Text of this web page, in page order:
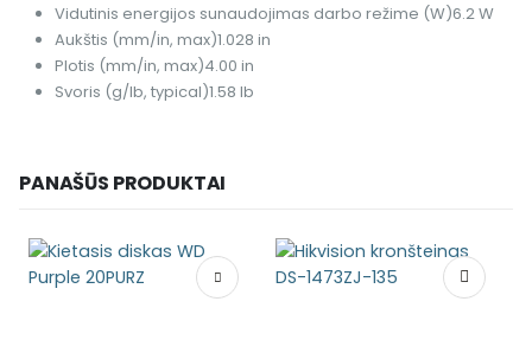
Vidutinis energijos sunaudojimas darbo režime (W)6.2 W
Aukštis (mm/in, max)1.028 in
Plotis (mm/in, max)4.00 in
Svoris (g/lb, typical)1.58 lb
PANAŠŪS PRODUKTAI